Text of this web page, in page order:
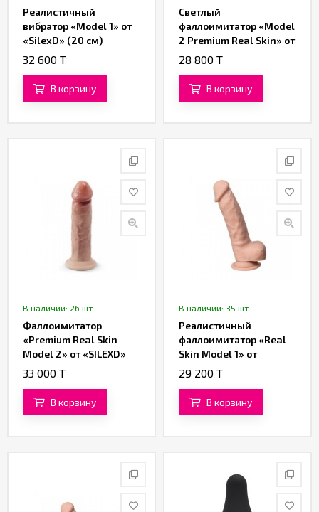
Реалистичный
вибратор «Model 1» от
«SilexD» (20 см)
32 600 T
В корзину
Светлый
фаллоимитатор «Model
2 Premium Real Skin» от
«SILEXD» (15,3 см)
28 800 T
В корзину
В наличии: 26 шт.
Фаллоимитатор
«Premium Real Skin
Model 2» от «SILEXD»
(17,2 см)
33 000 T
В корзину
В наличии: 35 шт.
Реалистичный
фаллоимитатор «Real
Skin Model 1» от
«SILEXD» (13 см)
29 200 T
В корзину